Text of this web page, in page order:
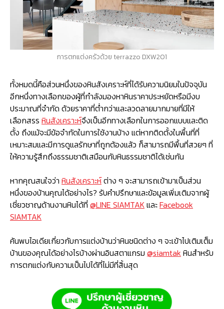
การตกแต่งครัวด้วย terrazzo DXW201
ทั้งหมดนี้คือส่วนหนึ่งของหินสังเคราะห์ที่ได้รับความนิยมในปัจจุบัน
อีกหนึ่งทางเลือกของผู้ที่กำลังมองหาหินราคาประหยัดหรือมีงบ
ประมาณที่จำกัด ด้วยราคาที่ต่ำกว่าและลวดลายมากมายที่มีให้
เลือกสรร หินสังเคราะห์จึงเป็นอีกทางเลือกในการออกแบบและติด
ตั้ง ถึงแม้จะมีข้อจำกัดในการใช้งานบ้าง แต่หากติดตั้งในพื้นที่ที่
เหมาะสมและมีการดูแลรักษาที่ถูกต้องแล้ว ก็สามารถมีพื้นที่สวยๆ ที่
ให้ความรู้สึกถึงธรรมชาติเสมือนกับหินธรรมชาติได้เช่นกัน
หากคุณสนใจว่า หินสังเคราะห์ต่าง ๆ จะสามารถเข้ามาเป็นส่วน
หนึ่งของบ้านคุณได้อย่างไร? รับคำปรึกษาและข้อมูลเพิ่มเติมจากผู้
เชี่ยวชาญด้านงานหินได้ที่ @LINE SIAMTAKและFacebook
SIAMTAK
ค้นพบไอเดียเกี่ยวกับการแต่งบ้านว่าหินชนิดต่าง ๆ จะเข้าไปเติมเต็ม
บ้านของคุณได้อย่างไรบ้างผ่านอินสตาแกรม @siamtak หินสำหรับ
การตกแต่งกับความเป็นไปได้ที่ไม่มีที่สิ้นสุด